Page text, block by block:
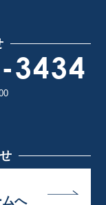
3434
へ